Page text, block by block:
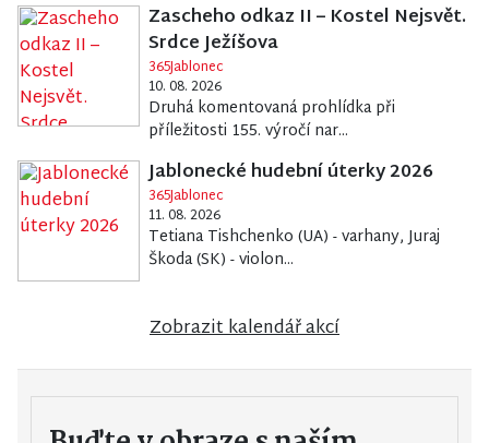
Zascheho odkaz II – Kostel Nejsvět.
Srdce Ježíšova
365Jablonec
10. 08. 2026
Druhá komentovaná prohlídka při
příležitosti 155. výročí nar...
Jablonecké hudební úterky 2026
365Jablonec
11. 08. 2026
Tetiana Tishchenko (UA) - varhany, Juraj
Škoda (SK) - violon...
Zobrazit kalendář akcí